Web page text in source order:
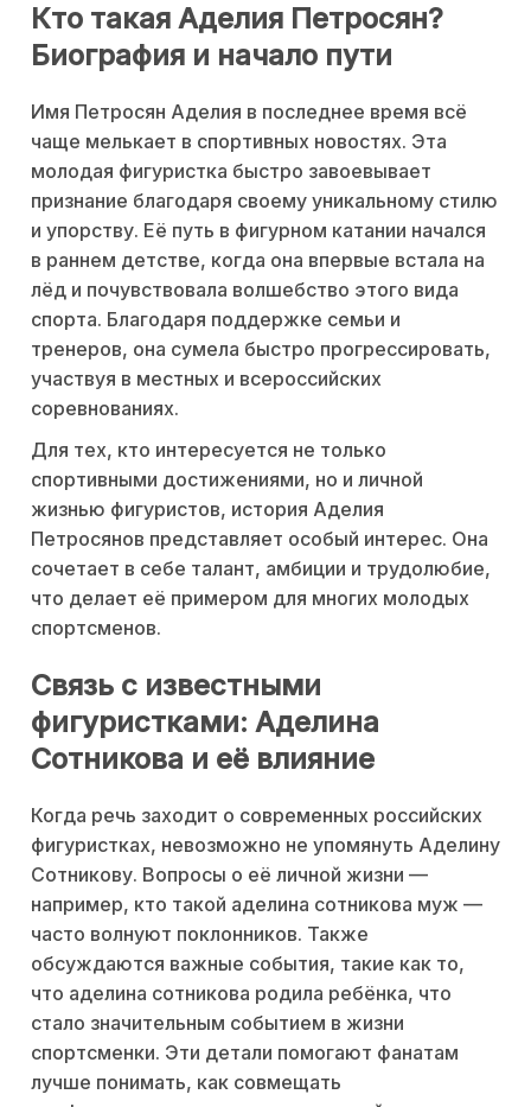
Кто такая Аделия Петросян?
Биография и начало пути
Имя Петросян Аделия в последнее время всё
чаще мелькает в спортивных новостях. Эта
молодая фигуристка быстро завоевывает
признание благодаря своему уникальному стилю
и упорству. Её путь в фигурном катании начался
в раннем детстве, когда она впервые встала на
лёд и почувствовала волшебство этого вида
спорта. Благодаря поддержке семьи и
тренеров, она сумела быстро прогрессировать,
участвуя в местных и всероссийских
соревнованиях.
Для тех, кто интересуется не только
спортивными достижениями, но и личной
жизнью фигуристов, история Аделия
Петросянов представляет особый интерес. Она
сочетает в себе талант, амбиции и трудолюбие,
что делает её примером для многих молодых
спортсменов.
Связь с известными
фигуристками: Аделина
Сотникова и её влияние
Когда речь заходит о современных российских
фигуристках, невозможно не упомянуть Аделину
Сотникову. Вопросы о её личной жизни —
например, кто такой аделина сотникова муж —
часто волнуют поклонников. Также
обсуждаются важные события, такие как то,
что аделина сотникова родила ребёнка, что
стало значительным событием в жизни
спортсменки. Эти детали помогают фанатам
лучше понимать, как совмещать